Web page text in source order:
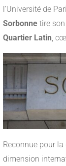
l’Université de
Sorbonne tire
Quartier Latin,
Reconnue pour
dimension